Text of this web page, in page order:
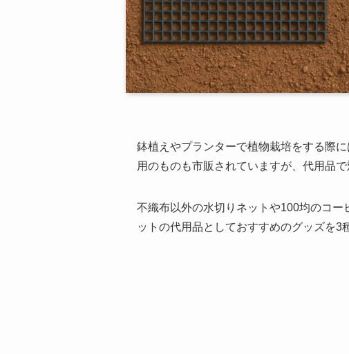
鉢植えやプランターで植物栽培をする際
用のものも市販されていますが、代用品で
不織布以外の水切りネットや100均のコ
ットの代用品としておすすめのグッズを3